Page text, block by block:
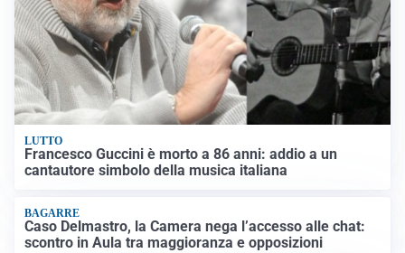
LUTTO
Francesco Guccini è morto a 86 anni: addio a un
cantautore simbolo della musica italiana
BAGARRE
Caso Delmastro, la Camera nega l’accesso alle chat:
scontro in Aula tra maggioranza e opposizioni